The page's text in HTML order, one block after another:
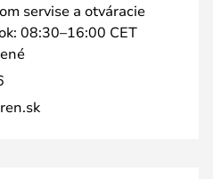
servise a otváracie
08:30–16:00 CET